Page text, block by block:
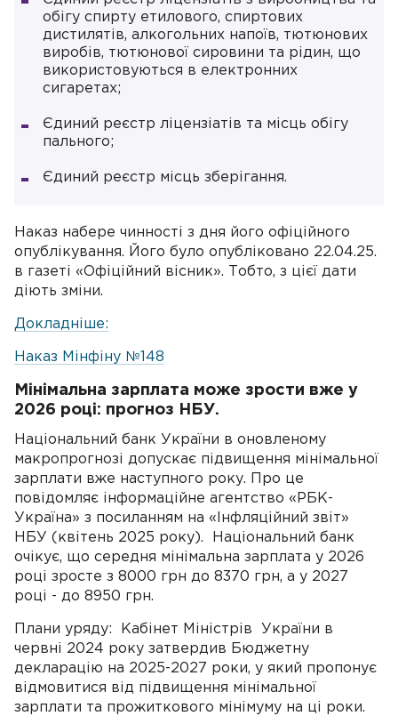
обігу спирту етилового, спиртових
дистилятів, алкогольних напоїв, тютюнових
виробів, тютюнової сировини та рідин, що
використовуються в електронних
сигаретах;
Єдиний реєстр ліцензіатів та місць обігу
пального;
Єдиний реєстр місць зберігання.
Наказ набере чинності з дня його офіційного
опублікування. Його було опубліковано 22.04.25.
в газеті «Офіційний вісник». Тобто, з цієї дати
діють зміни.
Докладніше:
Наказ Мінфіну №148
Мінімальна зарплата може зрости вже у
2026 році: прогноз НБУ.
Національний банк України в оновленому
макропрогнозі допускає підвищення мінімальної
зарплати вже наступного року. Про це
повідомляє інформаційне агентство «РБК-
Україна» з посиланням на «Інфляційний звіт»
НБУ (квітень 2025 року). Національний банк
очікує, що середня мінімальна зарплата у 2026
році зросте з 8000 грн до 8370 грн, а у 2027
році - до 8950 грн.
Плани уряду: Кабінет Міністрів України в
червні 2024 року затвердив Бюджетну
декларацію на 2025-2027 роки, у який пропонує
відмовитися від підвищення мінімальної
зарплати та прожиткового мінімуму на ці роки.